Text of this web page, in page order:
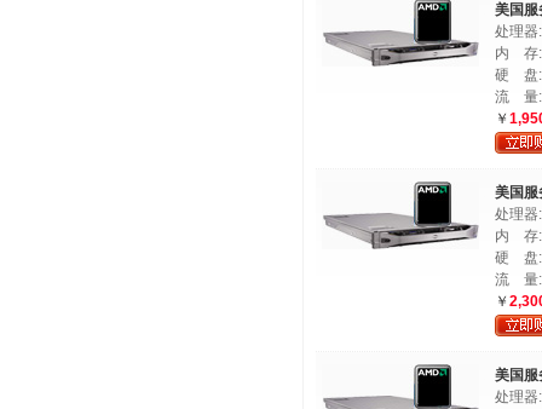
美国
处理器
内 存
硬 盘
流 量
￥
美国
处理器
内 存
硬 盘
流 量
￥
美国
处理